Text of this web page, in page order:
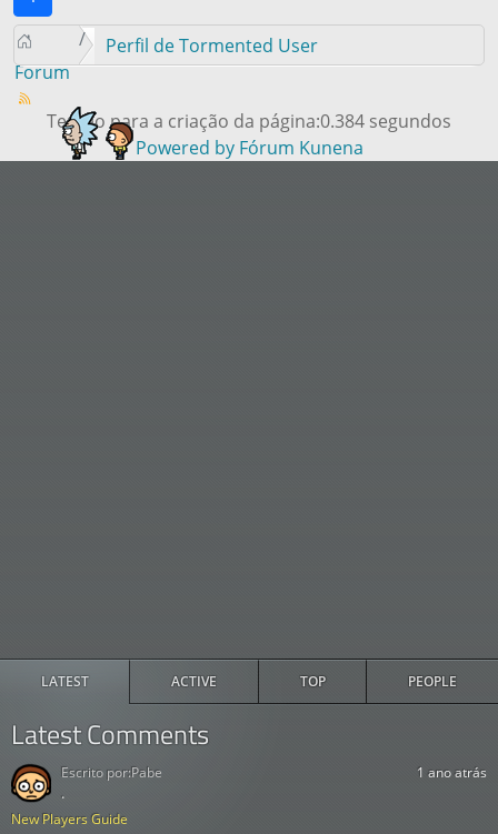
LATEST ACTIVE TOP PEOPLE
Latest Comments
New Players Guide
1 ano atrás
.
Escrito por:Pabe
Forum
Perfil de Tormented User
Tempo para a criação da página:0.384 segundos
Powered by Fórum Kunena